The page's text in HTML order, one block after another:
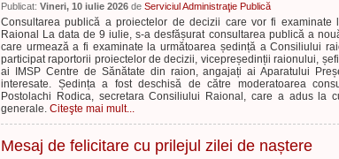
Publicat: Vineri, 10 iulie 2026 de Serviciul Administraţie Publică
Consultarea publică a proiectelor de decizii care vor fi examinate
Raional La data de 9 iulie, s-a desfășurat consultarea publică a
care urmează a fi examinate la următoarea ședință a Consiliului
participat raportorii proiectelor de decizii, vicepreședinții raionului,
ai IMSP Centre de Sănătate din raion, angajați ai Aparatului
interesate. Ședința a fost deschisă de către moderatoarea
Postolachi Rodica, secretara Consiliului Raional, care a adus la
generale. Citeşte mai mult...
Mesaj de felicitare cu prilejul zilei de naștere